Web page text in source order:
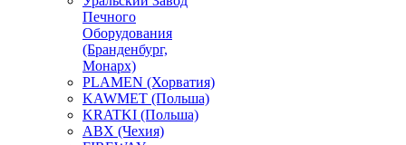
Печного
Оборудования
(Бранденбург,
Монарх)
PLAMEN (Хорватия)
KAWMET (Польша)
KRATKI (Польша)
ABX (Чехия)